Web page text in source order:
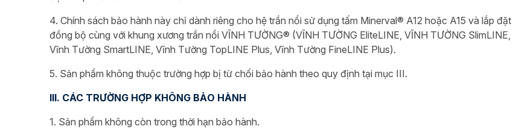
4. Chính sách bảo hành này chỉ dành riêng cho hệ trần nổi sử dụng tấm Minerval® A12 hoặc A15 và lắp đặt
đồng bộ cùng với khung xương trần nổi VĨNH TƯỜNG® (VĨNH TƯỜNG EliteLINE, VĨNH TƯỜNG SlimLINE,
Vĩnh Tường SmartLINE, Vĩnh Tường TopLINE Plus, Vĩnh Tường FineLINE Plus).
5. Sản phẩm không thuộc trường hợp bị từ chối bảo hành theo quy định tại mục III.
III. CÁC TRƯỜNG HỢP KHÔNG BẢO HÀNH
1. Sản phẩm không còn trong thời hạn bảo hành.